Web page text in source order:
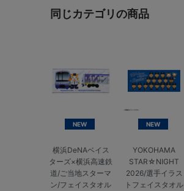
同じカテゴリの商品
NEW
横浜DeNAベイス
ターズ×横浜高速鉄
道/ご当地スターマ
ン/フェイスタオル
NEW
YOKOHAMA
STAR☆NIGHT
2026/選手イラス
トフェイスタオル